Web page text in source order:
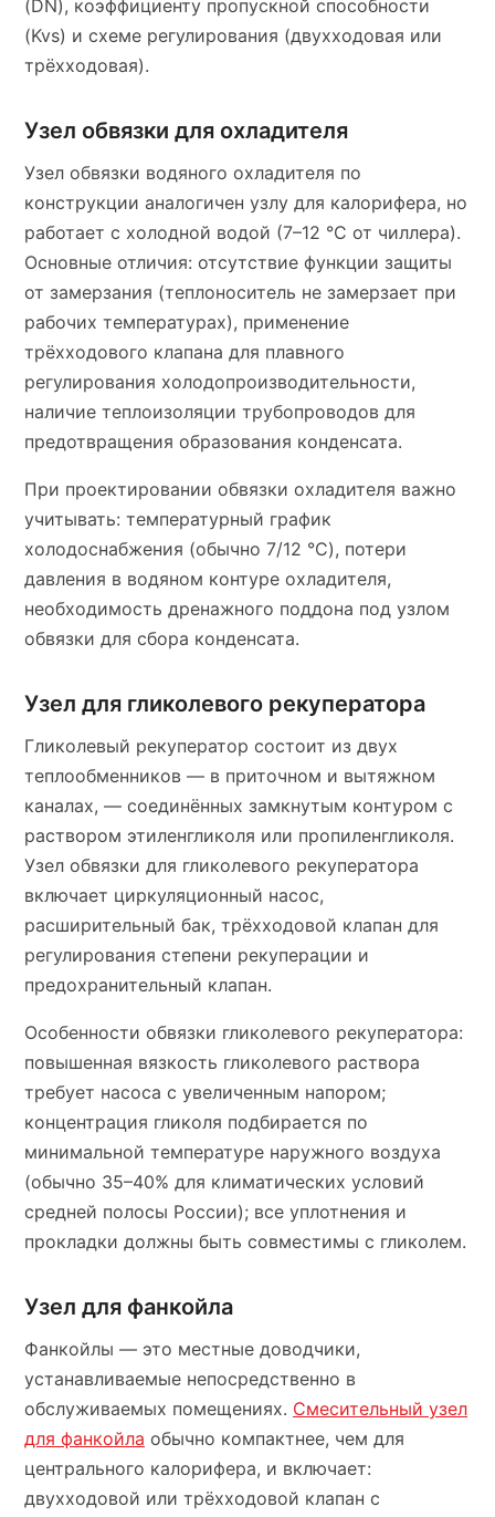
(DN), коэффициенту пропускной способности
(Kvs) и схеме регулирования (двухходовая или
трёхходовая).
Узел обвязки для охладителя
Узел обвязки водяного охладителя по
конструкции аналогичен узлу для калорифера, но
работает с холодной водой (7–12 °C от чиллера).
Основные отличия: отсутствие функции защиты
от замерзания (теплоноситель не замерзает при
рабочих температурах), применение
трёхходового клапана для плавного
регулирования холодопроизводительности,
наличие теплоизоляции трубопроводов для
предотвращения образования конденсата.
При проектировании обвязки охладителя важно
учитывать: температурный график
холодоснабжения (обычно 7/12 °C), потери
давления в водяном контуре охладителя,
необходимость дренажного поддона под узлом
обвязки для сбора конденсата.
Узел для гликолевого рекуператора
Гликолевый рекуператор состоит из двух
теплообменников — в приточном и вытяжном
каналах, — соединённых замкнутым контуром с
раствором этиленгликоля или пропиленгликоля.
Узел обвязки для гликолевого рекуператора
включает циркуляционный насос,
расширительный бак, трёхходовой клапан для
регулирования степени рекуперации и
предохранительный клапан.
Особенности обвязки гликолевого рекуператора:
повышенная вязкость гликолевого раствора
требует насоса с увеличенным напором;
концентрация гликоля подбирается по
минимальной температуре наружного воздуха
(обычно 35–40% для климатических условий
средней полосы России); все уплотнения и
прокладки должны быть совместимы с гликолем.
Узел для фанкойла
Фанкойлы — это местные доводчики,
устанавливаемые непосредственно в
обслуживаемых помещениях. Смесительный узел
для фанкойла обычно компактнее, чем для
центрального калорифера, и включает:
двухходовой или трёхходовой клапан с